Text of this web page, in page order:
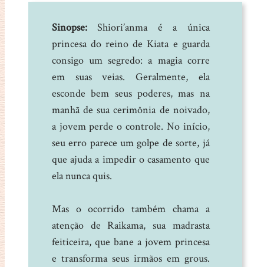
Sinopse:Shiori’anma é a única
princesa do reino de Kiata e guarda
consigo um segredo: a magia corre
em suas veias. Geralmente, ela
esconde bem seus poderes, mas na
manhã de sua cerimônia de noivado,
a jovem perde o controle. No início,
seu erro parece um golpe de sorte, já
que ajuda a impedir o casamento que
ela nunca quis.
Mas o ocorrido também chama a
atenção de Raikama, sua madrasta
feiticeira, que bane a jovem princesa
e transforma seus irmãos em grous.